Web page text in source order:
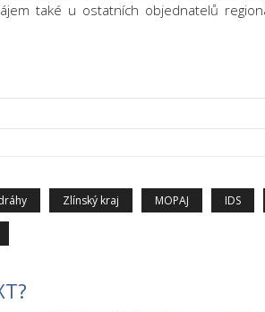
také u ostatních objednatelů
Zlínský kraj MOPAJ IDS